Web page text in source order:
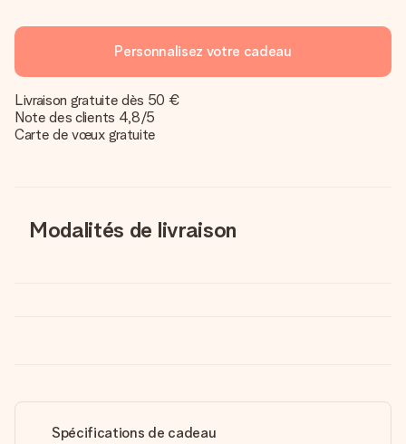
Personnalisez votre cadeau
Livraison gratuite dès 50 €
Note des clients 4,8/5
Carte de vœux gratuite
Modalités de livraison
Spécifications de cadeau